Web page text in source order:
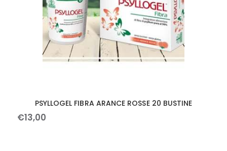
PSYLLOGEL FIBRA ARANCE ROSSE 20 BUSTINE
€13,00